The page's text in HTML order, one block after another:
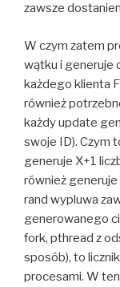
zawsze
W czym zatem
wątku i generuje
każdego klienta
również
każdy update
swoje ID). Czym
generuje X+1
również generuje
rand wypluwa
generowanego
fork, pthread z
sposób), to
procesami. W